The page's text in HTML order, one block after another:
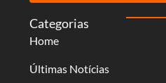
Categorias
Home
Últimas Notícias